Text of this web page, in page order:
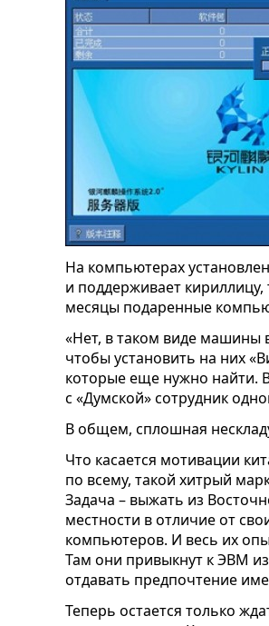
На компьютерах
и поддерживает
месяцы подаренные
«Нет, в таком виде машины
чтобы установить на них
которые еще нужно найти.
с «Думской» сотрудник
В общем, сплошная
Что касается мотивации
по всему, такой хитрый
Задача – выжать из
местности в отличие от
компьютеров. И весь их
Там они привыкнут к ЭВМ
отдавать предпочтение
Теперь остается только